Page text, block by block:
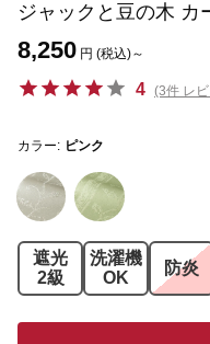
ジャックと豆の木 カ
8,250 円 (税込)～
4 (3件 レ
カラー: ピンク
遮光
2級
洗濯機
OK
防炎